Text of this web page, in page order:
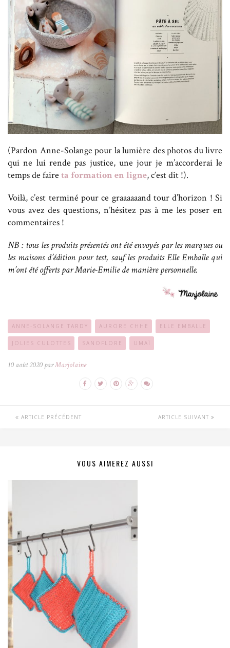
(Pardon Anne-Solange pour la lumière des photos du livre
qui ne lui rende pas justice, une jour je m’accorderai le
temps de faire ta formation en ligne, c’est dit !).
Voilà, c’est terminé pour ce graaaaaand tour d’horizon ! Si
vous avez des questions, n’hésitez pas à me les poser en
commentaires !
NB : tous les produits présentés ont été envoyés par les marques ou
les maisons d’édition pour test, sauf les produits Elle Emballe qui
m’ont été offerts par Marie-Emilie de manière personnelle.
ANNE-SOLANGE TARDY AURORE CHHE ELLE EMBALLE
JOLIES CULOTTES SANOFLORE UMAÏ
10 août 2020 parMarjolaine
ARTICLE PRÉCÉDENT ARTICLE SUIVANT
VOUS AIMEREZ AUSSI